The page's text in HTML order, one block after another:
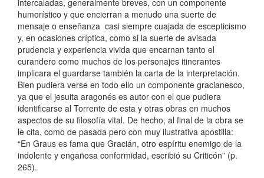
intercaladas, generalmente breves, con un componente
humorístico y que encierran a menudo una suerte de
mensaje o enseñanza casi siempre cuajada de escepticismo
y, en ocasiones críptica, como si la suerte de avisada
prudencia y experiencia vivida que encarnan tanto el
curandero como muchos de los personajes itinerantes
implicara el guardarse también la carta de la interpretación.
Bien pudiera verse en todo ello un componente gracianesco,
ya que el jesuita aragonés es autor con el que pudiera
identificarse al Torrente de esta y otras obras en muchos
aspectos de su filosofía vital. De hecho, al final de la obra se
le cita, como de pasada pero con muy ilustrativa apostilla:
“En Graus es fama que Gracián, otro espíritu enemigo de la
indolente y engañosa conformidad, escribió su Criticón” (p.
265).